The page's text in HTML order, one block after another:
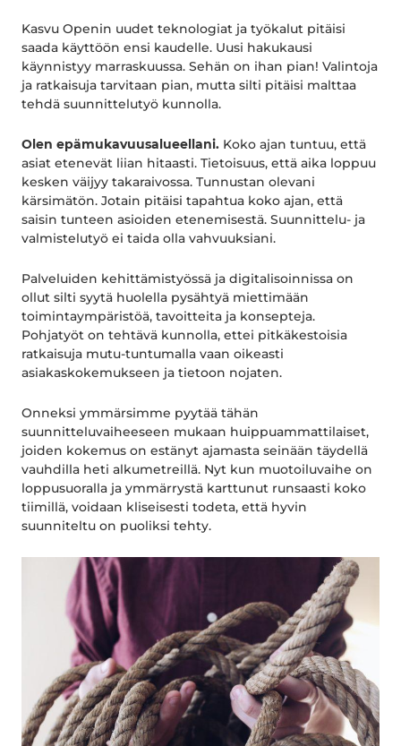
Kasvu Openin uudet teknologiat ja työkalut pitäisi
saada käyttöön ensi kaudelle. Uusi hakukausi
käynnistyy marraskuussa. Sehän on ihan pian! Valintoja
ja ratkaisuja tarvitaan pian, mutta silti pitäisi malttaa
tehdä suunnittelutyö kunnolla.
Olen epämukavuusalueellani. Koko ajan tuntuu, että
asiat etenevät liian hitaasti. Tietoisuus, että aika loppuu
kesken väijyy takaraivossa. Tunnustan olevani
kärsimätön. Jotain pitäisi tapahtua koko ajan, että
saisin tunteen asioiden etenemisestä. Suunnittelu- ja
valmistelutyö ei taida olla vahvuuksiani.
Palveluiden kehittämistyössä ja digitalisoinnissa on
ollut silti syytä huolella pysähtyä miettimään
toimintaympäristöä, tavoitteita ja konsepteja.
Pohjatyöt on tehtävä kunnolla, ettei pitkäkestoisia
ratkaisuja mutu-tuntumalla vaan oikeasti
asiakaskokemukseen ja tietoon nojaten.
Onneksi ymmärsimme pyytää tähän
suunnitteluvaiheeseen mukaan huippuammattilaiset,
joiden kokemus on estänyt ajamasta seinään täydellä
vauhdilla heti alkumetreillä. Nyt kun muotoiluvaihe on
loppusuoralla ja ymmärrystä karttunut runsaasti koko
tiimillä, voidaan kliseisesti todeta, että hyvin
suunniteltu on puoliksi tehty.